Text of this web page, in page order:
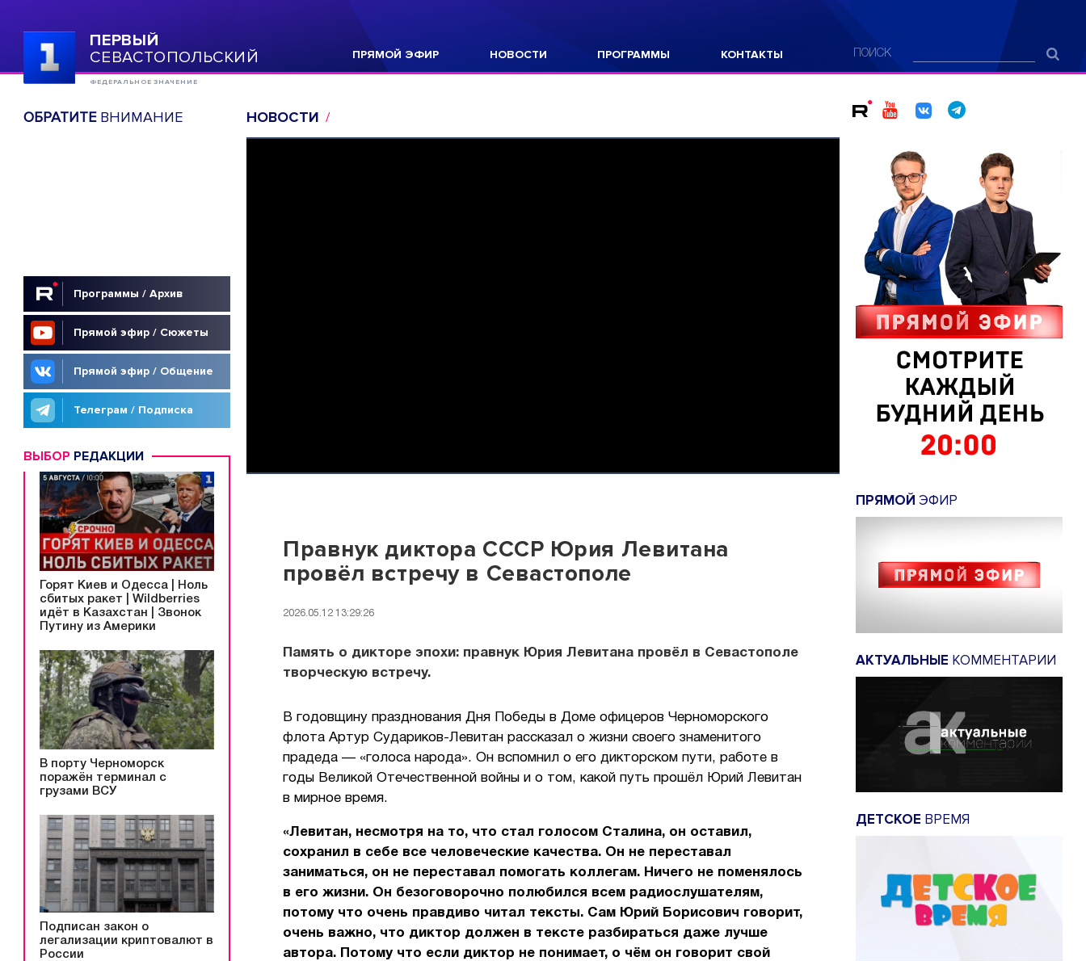
ПЕРВЫЙ
СЕВАСТОПОЛЬСКИЙ
ФЕДЕРАЛЬНОЕ ЗНАЧЕНИЕ
ПРЯМОЙ ЭФИР НОВОСТИ ПРОГРАММЫ КОНТАКТЫ ПОИСК
ОБРАТИТЕВНИМАНИЕ
Программы / Архив
Прямой эфир / Сюжеты
Прямой эфир / Общение
Телеграм / Подписка
ВЫБОР РЕДАКЦИИ
Горят Киев и Одесса | Ноль
сбитых ракет | Wildberries
идёт в Казахстан | Звонок
Путину из Америки
В порту Черноморск
поражён терминал с
грузами ВСУ
Подписан закон о
легализации криптовалют в
России
НОВОСТИ
Правнук диктора СССР Юрия Левитана
провёл встречу в Севастополе
2026.05.12 13:29:26
Память о дикторе эпохи: правнук Юрия Левитана провёл в Севастополе
творческую встречу.
В годовщину празднования Дня Победы в Доме офицеров Черноморского
флота Артур Судариков-Левитан рассказал о жизни своего знаменитого
прадеда — «голоса народа». Он вспомнил о его дикторском пути, работе в
годы Великой Отечественной войны и о том, какой путь прошёл Юрий Левитан
в мирное время.
«Левитан, несмотря на то, что стал голосом Сталина, он оставил,
сохранил в себе все человеческие качества. Он не переставал
заниматься, он не переставал помогать коллегам. Ничего не поменялось
в его жизни. Он безоговорочно полюбился всем радиослушателям,
потому что очень правдиво читал тексты. Сам Юрий Борисович говорит,
очень важно, что диктор должен в тексте разбираться даже лучше
автора. Потому что если диктор не понимает, о чём он говорит свой
ПРЯМОЙ ЭФИР
АКТУАЛЬНЫЕ КОММЕНТАРИИ
ДЕТСКОЕ ВРЕМЯ